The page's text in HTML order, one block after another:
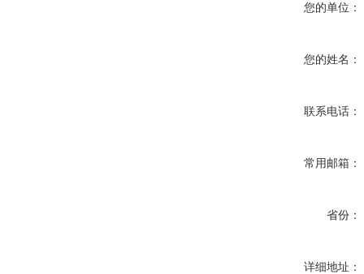
您的单位：
您的姓名：
联系电话：
常用邮箱：
省份：
详细地址：